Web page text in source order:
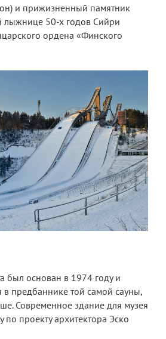
и прижизненный памятник
лыжнице 50-х годов Сийри
ордена «Финского
был основан в 1974 году и
в предбаннике той самой сауны,
Современное здание для музея
по проекту архитектора Эско